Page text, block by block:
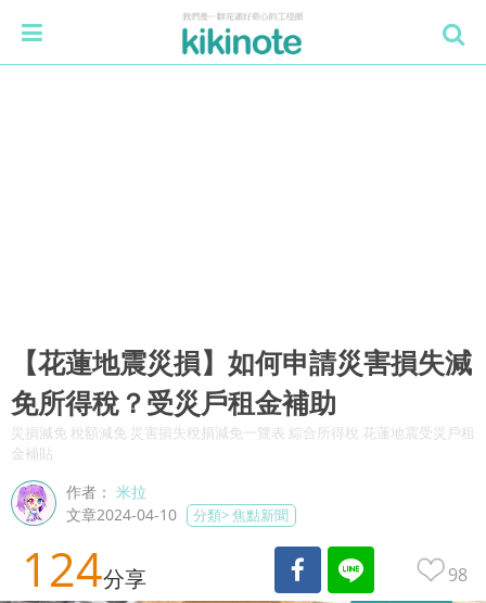
【花蓮地震災損】如何申請災害損失減
免所得稅？受災戶租金補助
災損減免 稅額減免 災害損失稅捐減免一覽表 綜合所得稅 花蓮地震受災戶租
金補貼
作者：米拉
文章2024-04-10
分類>焦點新聞
124分享 98